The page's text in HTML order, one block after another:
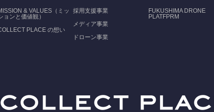
& VALUES（ミッ
ョンと価値観）
PLACE の想い
採用支援事業
メディア事業
ドローン事業
FUKUSHIMA DRONE
PLATFPRM